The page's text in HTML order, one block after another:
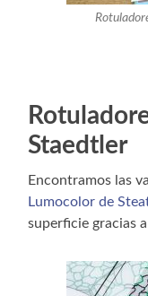
Staedtler
Encontramos las
Lumocolor de
superficie gracias